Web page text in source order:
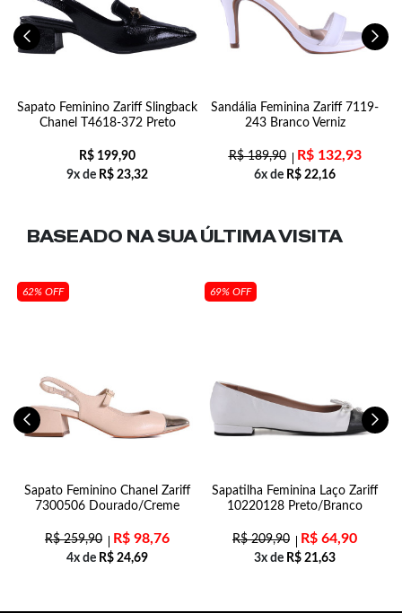
Sapato Feminino Zariff Slingback
Chanel T4618-372 Preto
R$ 199,90
9x de R$ 23,32
Sandália Feminina Zariff 7119-
243 Branco Verniz
R$189,90 R$132,93
6x de R$ 22,16
BASEADO NA SUAÚLTIMA VISITA
62% OFF
Sapato Feminino Chanel Zariff
7300506 Dourado/Creme
R$259,90 R$ 98,76
4x de R$ 24,69
69% OFF
Sapatilha Feminina Laço Zariff
10220128 Preto/Branco
R$209,90 R$ 64,90
3x de R$ 21,63